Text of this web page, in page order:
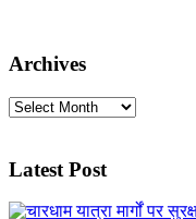
Archives
Archives
Latest Post